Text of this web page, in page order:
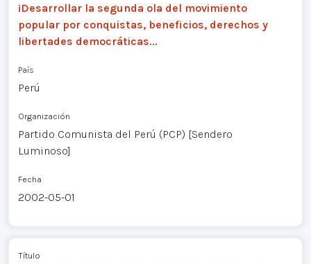
¡Desarrollar la segunda ola del movimiento
popular por conquistas, beneficios, derechos y
libertades democráticas...
País
Perú
Organización
Partido Comunista del Perú (PCP) [Sendero
Luminoso]
Fecha
2002-05-01
Título